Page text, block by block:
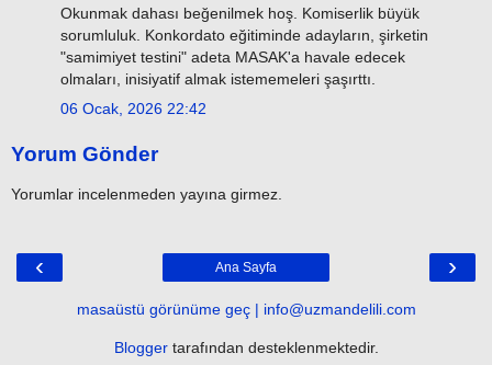
Okunmak dahası beğenilmek hoş. Komiserlik büyük
sorumluluk. Konkordato eğitiminde adayların, şirketin
"samimiyet testini" adeta MASAK'a havale edecek
olmaları, inisiyatif almak istememeleri şaşırttı.
06 Ocak, 2026 22:42
Yorum Gönder
Yorumlar incelenmeden yayına girmez.
‹ ›
Ana Sayfa
masaüstü görünüme geç | info@uzmandelili.com
Bloggertarafından desteklenmektedir.